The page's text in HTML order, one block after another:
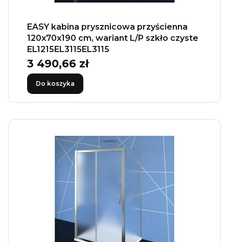
EASY kabina prysznicowa przyścienna
120x70x190 cm, wariant L/P szkło czyste
EL1215EL3115EL3115
Cena
3 490,66 zł
Do koszyka